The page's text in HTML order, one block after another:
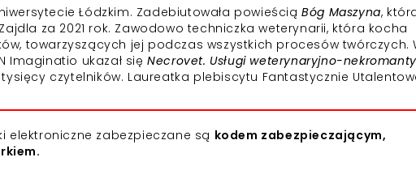
Łódzkim. Zadebiutowała powieściąBóg Maszyna,
za 2021 rok. Zawodowo techniczka weterynarii, która kocha
towarzyszących jej podczas wszystkich procesów twórczych.
Imaginatio ukazał sięNecrovet. Usługi weterynaryjno-
czytelników. Laureatka plebiscytu Fantastycznie
elektroniczne zabezpieczane są kodem zabezpieczającym,